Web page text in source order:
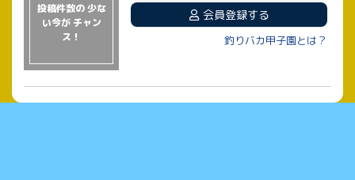
投稿件数の 少な
い今が チャン
ス！
会員登録する
釣りバカ甲子園とは？